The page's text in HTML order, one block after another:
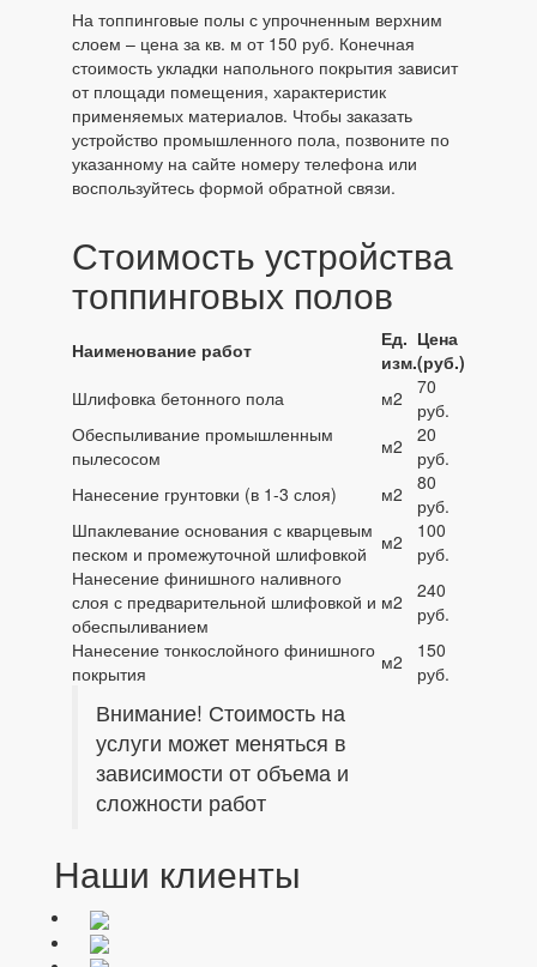
На топпинговые полы с упрочненным верхним
слоем – цена за кв. м от 150 руб. Конечная
стоимость укладки напольного покрытия зависит
от площади помещения, характеристик
применяемых материалов. Чтобы заказать
устройство промышленного пола, позвоните по
указанному на сайте номеру телефона или
воспользуйтесь формой обратной связи.
Стоимость устройства
топпинговых полов
Наименование работ
Ед.
изм.
Цена
(руб.)
Шлифовка бетонного пола
м2
70
руб.
Обеспыливание промышленным
пылесосом
м2
20
руб.
Нанесение грунтовки (в 1-3 слоя)
м2
80
руб.
Шпаклевание основания с кварцевым
песком и промежуточной шлифовкой
м2
100
руб.
Нанесение финишного наливного
слоя с предварительной шлифовкой и
обеспыливанием
м2
240
руб.
Нанесение тонкослойного финишного
покрытия
м2
150
руб.
Внимание! Стоимость на
услуги может меняться в
зависимости от объема и
сложности работ
Наши клиенты